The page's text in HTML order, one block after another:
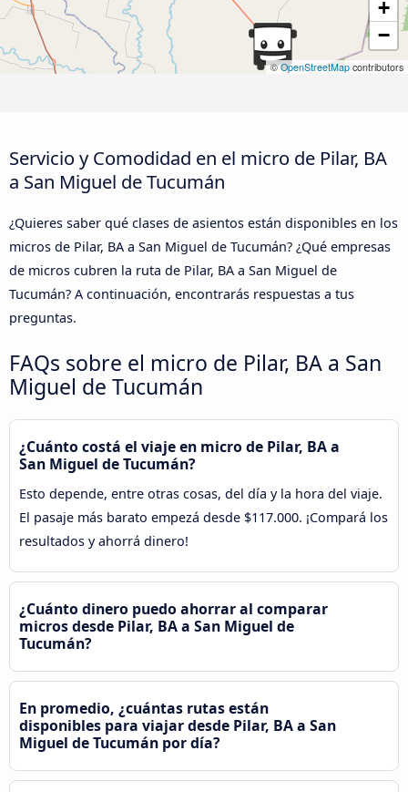
+
−
©OpenStreetMap contributors
Servicio y Comodidad en el micro de Pilar, BA
a San Miguel de Tucumán
¿Quieres saber qué clases de asientos están disponibles en los
micros de Pilar, BA a San Miguel de Tucumán? ¿Qué empresas
de micros cubren la ruta de Pilar, BA a San Miguel de
Tucumán? A continuación, encontrarás respuestas a tus
preguntas.
FAQs sobre el micro de Pilar, BA a San
Miguel de Tucumán
¿Cuánto costá el viaje en micro de Pilar, BA a
San Miguel de Tucumán?
Esto depende, entre otras cosas, del día y la hora del viaje.
El pasaje más barato empezá desde $117.000. ¡Compará los
resultados y ahorrá dinero!
¿Cuánto dinero puedo ahorrar al comparar
micros desde Pilar, BA a San Miguel de
Tucumán?
En promedio, ¿cuántas rutas están
disponibles para viajar desde Pilar, BA a San
Miguel de Tucumán por día?